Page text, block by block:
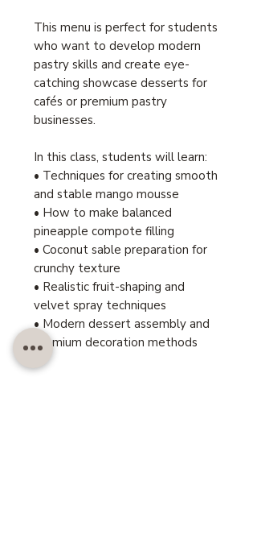
This menu is perfect for students
who want to develop modern
pastry skills and create eye-
catching showcase desserts for
cafés or premium pastry
businesses.
In this class, students will learn:
• Techniques for creating smooth
and stable mango mousse
• How to make balanced
pineapple compote filling
• Coconut sable preparation for
crunchy texture
• Realistic fruit-shaping and
velvet spray techniques
• Modern dessert assembly and
premium decoration methods